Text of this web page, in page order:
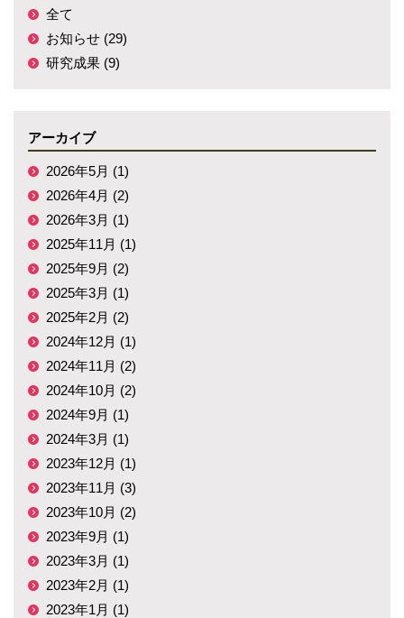
全て
お知らせ (29)
研究成果 (9)
アーカイブ
2026年5月 (1)
2026年4月 (2)
2026年3月 (1)
2025年11月 (1)
2025年9月 (2)
2025年3月 (1)
2025年2月 (2)
2024年12月 (1)
2024年11月 (2)
2024年10月 (2)
2024年9月 (1)
2024年3月 (1)
2023年12月 (1)
2023年11月 (3)
2023年10月 (2)
2023年9月 (1)
2023年3月 (1)
2023年2月 (1)
2023年1月 (1)